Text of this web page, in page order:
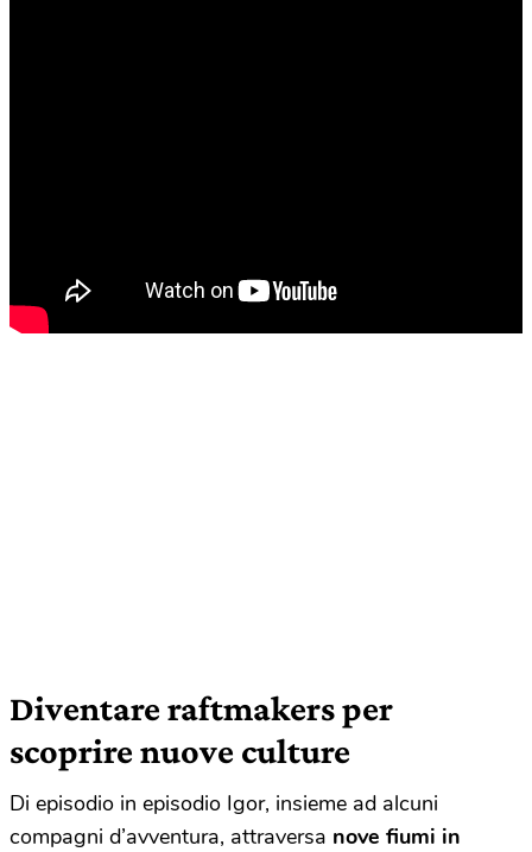
Diventare raftmakers per
scoprire nuove culture
Di episodio in episodio Igor, insieme ad alcuni
compagni d’avventura, attraversa nove fiumi in